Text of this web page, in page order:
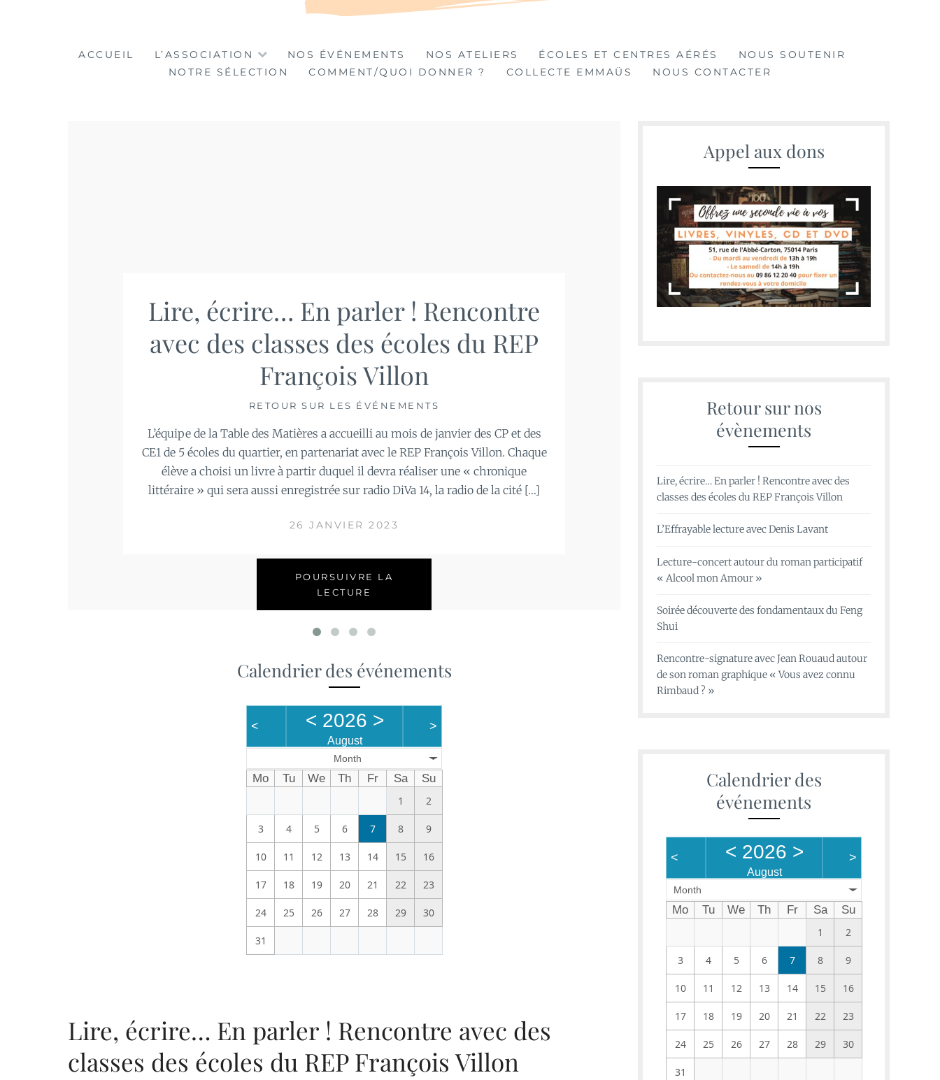
LA TABLE DES MATIÈRES
ACCUEIL L’ASSOCIATION NOS ÉVÉNEMENTS NOS ATELIERS ÉCOLES ET CENTRES AÉRÉS
NOUS SOUTENIR
NOTRE SÉLECTION
COMMENT/QUOI DONNER ? COLLECTE EMMAÜS NOUS CONTACTER
Lire, écrire… En parler ! Rencontre
avec des classes des écoles du REP
François Villon
RETOUR SUR LES ÉVÉNEMENTS
L’équipe de la Table des Matières a accueilli au mois de janvier des CP et des
CE1 de 5 écoles du quartier, en partenariat avec le REP François Villon. Chaque
élève a choisi un livre à partir duquel il devra réaliser une « chronique
littéraire » qui sera aussi enregistrée sur radio DiVa 14, la radio de la cité […]
26 JANVIER 2023
POURSUIVRE LA
LECTURE
Denis Lavant, Grand prix de l’humour noir du
le César du meilleur acteur en 2013,
Table des Matières pour une lecture publique
Calendrier des événements
< < 2026 >
August
>
Month
Mo Tu We Th Fr Sa
Su
1
2
3 4 5 6 7 8 9
10 11 12 13 14 15 16
17 18 19 20 21 22 23
24 25 26 27 28 29 30
31
Lire, écrire… En parler ! Rencontre avec des
classes des écoles du REP François Villon
Appel aux dons
Retour sur nos
évènements
Lire, écrire… En parler ! Rencontre avec des
classes des écoles du REP François Villon
L’Effrayable lecture avec Denis Lavant
Lecture-concert autour du roman participatif
« Alcool mon Amour »
Soirée découverte des fondamentaux du Feng
Shui
Rencontre-signature avec Jean Rouaud autour
de son roman graphique « Vous avez connu
Rimbaud ? »
Calendrier des
événements
< < 2026 >
August
>
Month
Mo Tu We Th Fr Sa
Su
1
2
3 4 5 6 7 8 9
10 11 12 13 14 15 16
17 18 19 20 21 22 23
24 25 26 27 28 29 30
31